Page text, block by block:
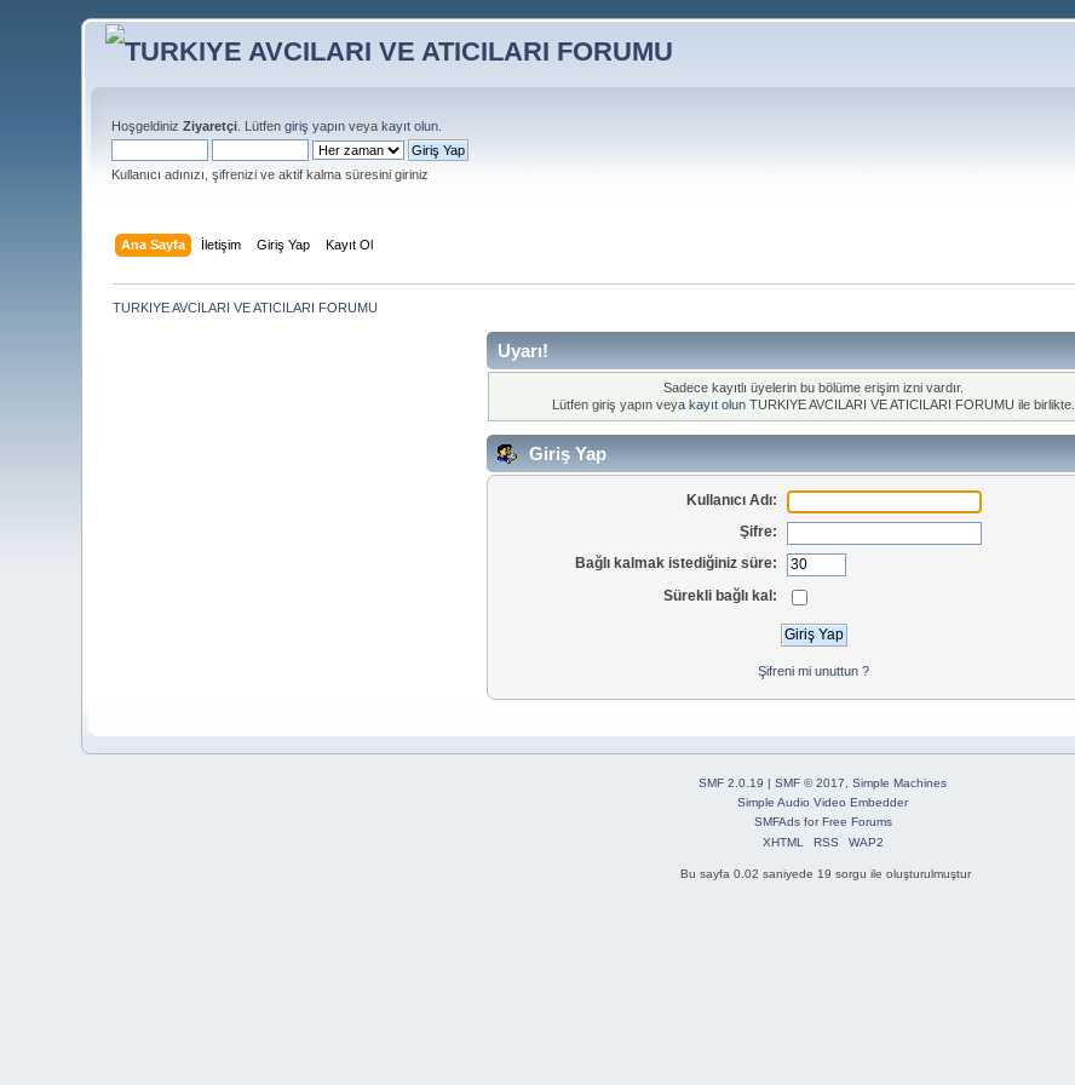
HoşgeldinizZiyaretçi . Lütfengiriş yapın veyakayıt olun
Kullanıcı adınızı, şifrenizi ve aktif kalma süresini giriniz
Ana Sayfa İletişim Giriş Yap Kayıt Ol
TURKIYE AVCILARI VE ATICILARI FORUMU
Uyarı!
Sadece kayıtlı üyelerin bu bölüme erişim izni vardır.
Lütfen giriş yapın veya kayıt olun TURKIYE AVCILARI VE ATICILARI FORUMU ile birlikte.
Giriş Yap
Kullanıcı Adı:
Şifre:
Bağlı kalmak istediğiniz süre:
Sürekli bağlı kal:
Şifreni mi unuttun ?
SMF 2.0.19 | SMF © 2017
Simple Machines
Simple Audio Video Embedder
SMFAdsforFree Forums
XHTML
RSS WAP2
Bu sayfa 0.02 saniyede 19 sorgu ile oluşturulmuştur